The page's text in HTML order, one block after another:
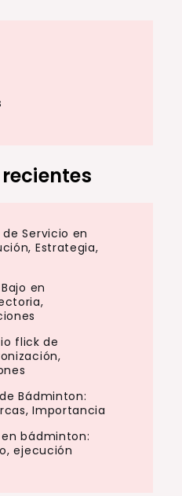
Servicio en
Estrategia,
en
flick de
Bádminton:
Importancia
bádminton:
ejecución